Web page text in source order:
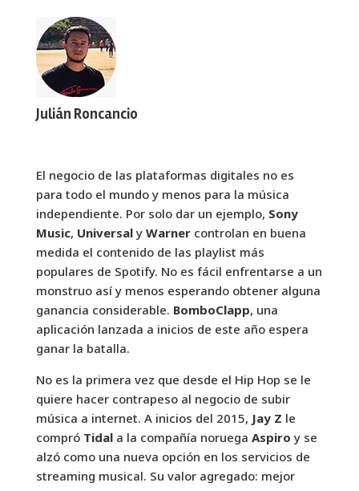
Julián Roncancio
El negocio de las plataformas digitales no es
para todo el mundo y menos para la música
independiente. Por solo dar un ejemplo, Sony
Music, Universaly Warnercontrolan en buena
medida el contenido de las playlist más
populares de Spotify. No es fácil enfrentarse a un
monstruo así y menos esperando obtener alguna
ganancia considerable. BomboClapp, una
aplicación lanzada a inicios de este año espera
ganar la batalla.
No es la primera vez que desde el Hip Hop se le
quiere hacer contrapeso al negocio de subir
música a internet. A inicios del 2015, Jay Z le
compró Tidala la compañía noruega Aspiro y se
alzó como una nueva opción en los servicios de
streaming musical. Su valor agregado: mejor